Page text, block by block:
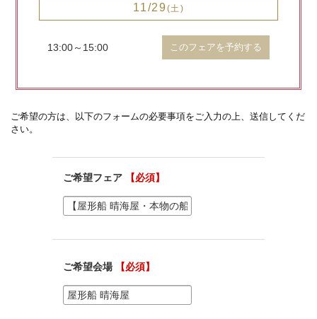
11/29 (土)
13:00～15:00 このフェアを予約する